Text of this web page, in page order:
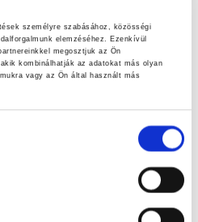
személyre szabásához, közösségi
elemzéséhez. Ezenkívül
megosztjuk az Ön
kombinálhatják az adatokat más olyan
vagy az Ön által használt más